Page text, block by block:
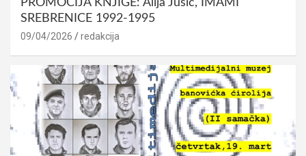
PROMOCIJA KNJIGE: Alija Jusić, IMAMI
SREBRENICE 1992-1995
09/04/2026 redakcija